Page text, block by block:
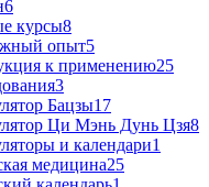
6
курсы8
опыт5
к применению25
3
Бацзы17
Ци Мэнь Дунь Цзя8
и календари1
медицина25